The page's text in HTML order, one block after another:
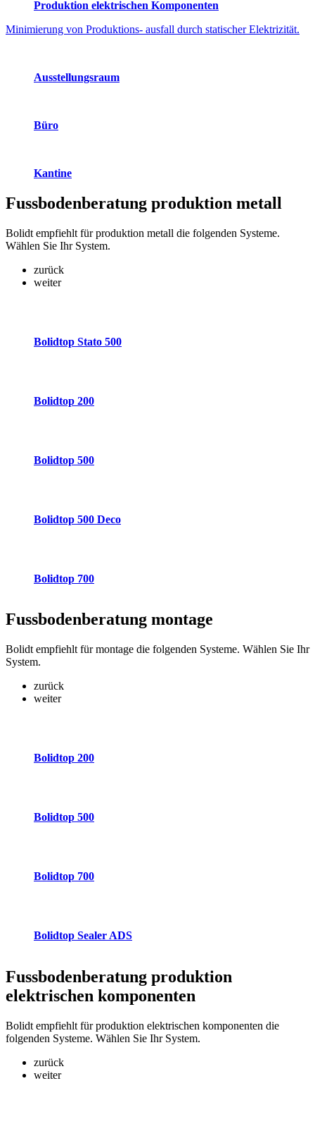
Produktion elektrischen Komponenten
Minimierung von Produktions- ausfall durch statischer Elektrizität.
Ausstellungsraum
Büro
Kantine
Fussbodenberatung produktion metall
Bolidt empfiehlt für produktion metall die folgenden Systeme.
Wählen Sie Ihr System.
zurück
weiter
Bolidtop Stato 500
Bolidtop 200
Bolidtop 500
Bolidtop 500 Deco
Bolidtop 700
Fussbodenberatung montage
Bolidt empfiehlt für montage die folgenden Systeme. Wählen Sie Ihr
System.
zurück
weiter
Bolidtop 200
Bolidtop 500
Bolidtop 700
Bolidtop Sealer ADS
Fussbodenberatung produktion
elektrischen komponenten
Bolidt empfiehlt für produktion elektrischen komponenten die
folgenden Systeme. Wählen Sie Ihr System.
zurück
weiter